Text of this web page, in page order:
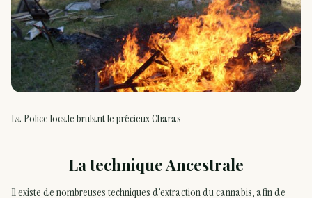
La Police locale brulant le précieux Charas
La technique Ancestrale
Il existe de nombreuses techniques d’extraction du cannabis, afin de